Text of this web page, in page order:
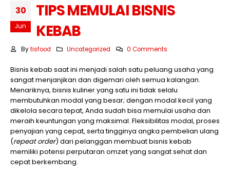
30
Jun
TIPS MEMULAI BISNIS
KEBAB
By tisfood Uncategorized 0 Comments
Bisnis kebab saat ini menjadi salah satu peluang usaha yang
sangat menjanjikan dan digemari oleh semua kalangan.
Menariknya, bisnis kuliner yang satu ini tidak selalu
membutuhkan modal yang besar; dengan modal kecil yang
dikelola secara tepat, Anda sudah bisa memulai usaha dan
meraih keuntungan yang maksimal. Fleksibilitas modal, proses
penyajian yang cepat, serta tingginya angka pembelian ulang
(repeat order) dari pelanggan membuat bisnis kebab
memiliki potensi perputaran omzet yang sangat sehat dan
cepat berkembang.